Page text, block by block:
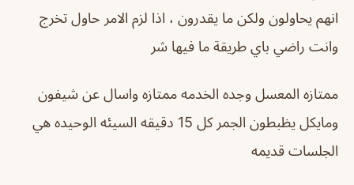
انهم يحاولون ولكن ما يقدرون ، اذا لزم الامر حاول تخرج
وانت راضي باي طريقة ما فيها شر
ممتازه المعسل وجده الخدمه ممتازه واسال عن شيفون
ومايكل يظبطون الجمر كل 15 دقيقه السيئه الوحيده هي
الجلسات قديمه